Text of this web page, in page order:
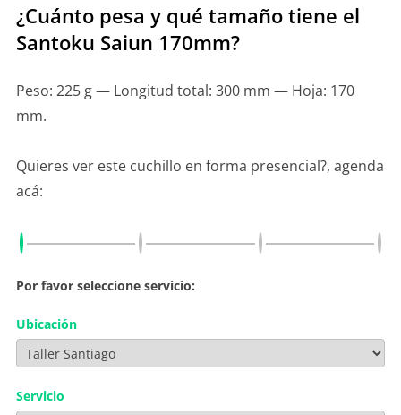
¿Cuánto pesa y qué tamaño tiene el
Santoku Saiun 170mm?
Peso: 225 g — Longitud total: 300 mm — Hoja: 170
mm.
Quieres ver este cuchillo en forma presencial?, agenda
acá:
Por favor seleccione servicio:
Ubicación
Servicio